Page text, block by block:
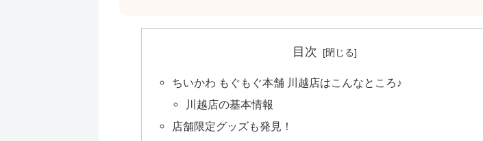
目次
ちいかわ もぐもぐ本舗 川越店はこんなところ♪
川越店の基本情報
店舗限定グッズも発見！